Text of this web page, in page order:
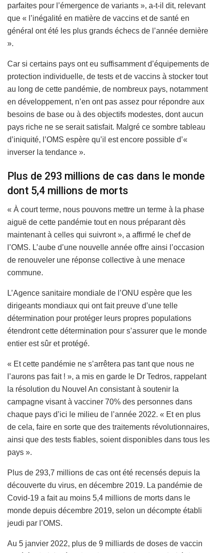
parfaites pour l’émergence de variants », a-t-il dit, relevant
que « l’inégalité en matière de vaccins et de santé en
général ont été les plus grands échecs de l’année dernière
».
Car si certains pays ont eu suffisamment d’équipements de
protection individuelle, de tests et de vaccins à stocker tout
au long de cette pandémie, de nombreux pays, notamment
en développement, n’en ont pas assez pour répondre aux
besoins de base ou à des objectifs modestes, dont aucun
pays riche ne se serait satisfait. Malgré ce sombre tableau
d’iniquité, l’OMS espère qu’il est encore possible d’«
inverser la tendance ».
Plus de 293 millions de cas dans le monde
dont 5,4 millions de morts
« À court terme, nous pouvons mettre un terme à la phase
aiguë de cette pandémie tout en nous préparant dès
maintenant à celles qui suivront », a affirmé le chef de
l’OMS. L’aube d’une nouvelle année offre ainsi l’occasion
de renouveler une réponse collective à une menace
commune.
L’Agence sanitaire mondiale de l’ONU espère que les
dirigeants mondiaux qui ont fait preuve d’une telle
détermination pour protéger leurs propres populations
étendront cette détermination pour s’assurer que le monde
entier est sûr et protégé.
« Et cette pandémie ne s’arrêtera pas tant que nous ne
l’aurons pas fait ! », a mis en garde le Dr Tedros, rappelant
la résolution du Nouvel An consistant à soutenir la
campagne visant à vacciner 70% des personnes dans
chaque pays d’ici le milieu de l’année 2022. « Et en plus
de cela, faire en sorte que des traitements révolutionnaires,
ainsi que des tests fiables, soient disponibles dans tous les
pays ».
Plus de 293,7 millions de cas ont été recensés depuis la
découverte du virus, en décembre 2019. La pandémie de
Covid-19 a fait au moins 5,4 millions de morts dans le
monde depuis décembre 2019, selon un décompte établi
jeudi par l’OMS.
Au 5 janvier 2022, plus de 9 milliards de doses de vaccin